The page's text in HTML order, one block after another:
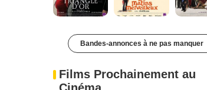
Bandes-annonces à ne pas manquer
Films Prochainement au